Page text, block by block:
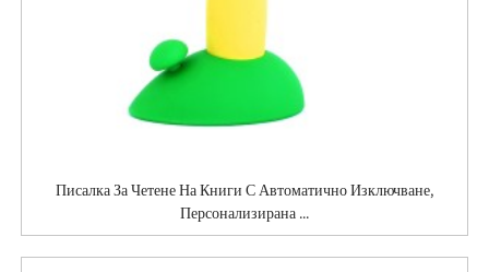
Писалка За Четене На Книги С Автоматично Изключване,
Персонализирана ...